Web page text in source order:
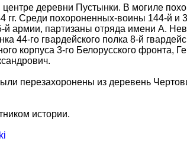
деревни Пустынки. В могиле
гг. Среди похороненных-воины 144-й и
й армии, партизаны отряда имени А.
44-го гвардейского полка 8-й
корпуса 3-го Белорусского фронта,
перезахоронены из деревень
истории.